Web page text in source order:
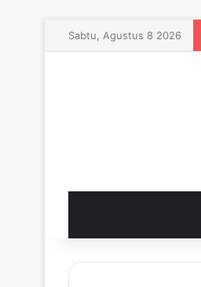
Sabtu, Agustus 8 2026